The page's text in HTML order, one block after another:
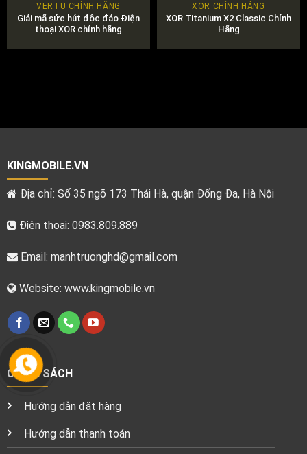
VERTU CHÍNH HÃNG
Giải mã sức hút độc đáo Điện
thoại XOR chính hãng
XOR CHÍNH HÃNG
XOR Titanium X2 Classic Chính
Hãng
KINGMOBILE.VN
Địa chỉ: Số 35 ngõ 173 Thái Hà, quận Đống Đa, Hà Nội
Điện thoại: 0983.809.889
Email: manhtruonghd@gmail.com
Website: www.kingmobile.vn
CHÍNH SÁCH
Hướng dẫn đặt hàng
Hướng dẫn thanh toán